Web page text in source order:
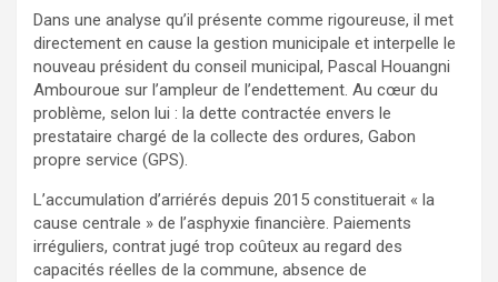
Dans une analyse qu’il présente comme rigoureuse, il met
directement en cause la gestion municipale et interpelle le
nouveau président du conseil municipal, Pascal Houangni
Ambouroue sur l’ampleur de l’endettement. Au cœur du
problème, selon lui : la dette contractée envers le
prestataire chargé de la collecte des ordures, Gabon
propre service (GPS).
L’accumulation d’arriérés depuis 2015 constituerait « la
cause centrale » de l’asphyxie financière. Paiements
irréguliers, contrat jugé trop coûteux au regard des
capacités réelles de la commune, absence de